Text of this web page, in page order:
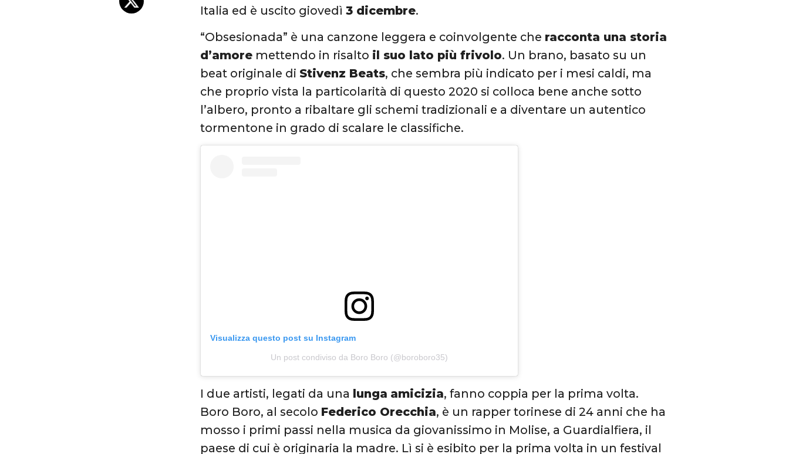
Italia ed è uscito giovedì3 dicembre.
“Obsesionada” è una canzone leggera e coinvolgente che racconta una storia
d’amore mettendo in risalto il suo lato più frivolo. Un brano, basato su un
beat originale di Stivenz Beats, che sembra più indicato per i mesi caldi, ma
che proprio vista la particolarità di questo 2020 si colloca bene anche sotto
l’albero, pronto a ribaltare gli schemi tradizionali e a diventare un autentico
tormentone in grado di scalare le classifiche.
Visualizza questo post su Instagram
Un post condiviso da Boro Boro (@boroboro35)
I due artisti, legati da una lunga amicizia, fanno coppia per la prima volta.
Boro Boro, al secolo Federico Orecchia, è un rapper torinese di 24 anni che ha
mosso i primi passi nella musica da giovanissimo in Molise, a Guardialfiera, il
paese di cui è originaria la madre. Lì si è esibito per la prima volta in un festival